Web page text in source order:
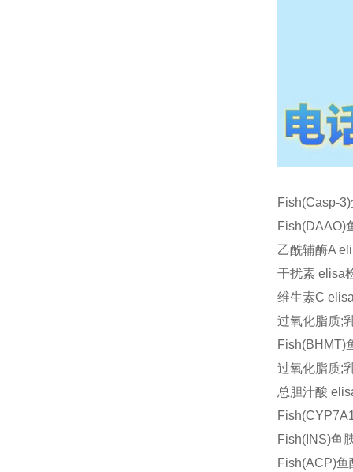
Fish(Casp-
Fish(DAAO)
乙酰辅酶A
干扰素 elisa
维生素C
过氧化脂质;
Fish(BHMT)
过氧化脂质;
总胆汁酸
Fish(INS)鱼
Fish(ACP)